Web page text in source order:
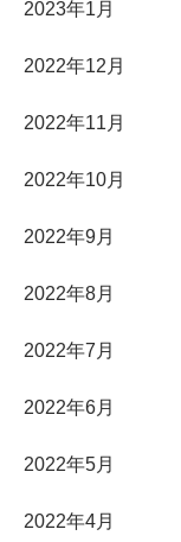
2023年1月
2022年12月
2022年11月
2022年10月
2022年9月
2022年8月
2022年7月
2022年6月
2022年5月
2022年4月